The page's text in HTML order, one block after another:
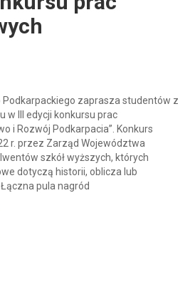
Podkarpackiego zaprasza studentów z
w III edycji konkursu prac
i Rozwój Podkarpacia”. Konkurs
r. przez Zarząd Województwa
szkół wyższych, których
dotyczą historii, oblicza lub
pula nagród